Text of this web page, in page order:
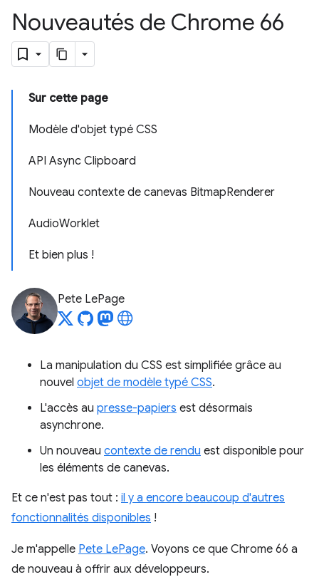
Nouveautés de Chrome 66
Sur cette page
Modèle d'objet typé CSS
API Async Clipboard
Nouveau contexte de canevas BitmapRenderer
AudioWorklet
Et bien plus !
Pete LePage
La manipulation du CSS est simplifiée grâce au
nouvel objet de modèle typé CSS.
L'accès au presse-papiers est désormais
asynchrone.
Un nouveau contexte de rendu est disponible pour
les éléments de canevas.
Et ce n'est pas tout : il y a encore beaucoup d'autres
fonctionnalités disponibles !
Je m'appelle Pete LePage. Voyons ce que Chrome 66 a
de nouveau à offrir aux développeurs.